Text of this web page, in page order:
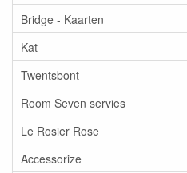
Bridge - Kaarten
Kat
Twentsbont
Room Seven servies
Le Rosier Rose
Accessorize